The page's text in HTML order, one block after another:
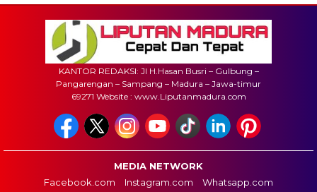
KANTOR REDAKSI: Jl H.Hasan Busri – Gulbung –
Pangarengan – Sampang – Madura – Jawa-timur
69271 Website : www.Liputanmadura.com
MEDIA NETWORK
Facebook.com
Instagram.com
Whatsapp.com